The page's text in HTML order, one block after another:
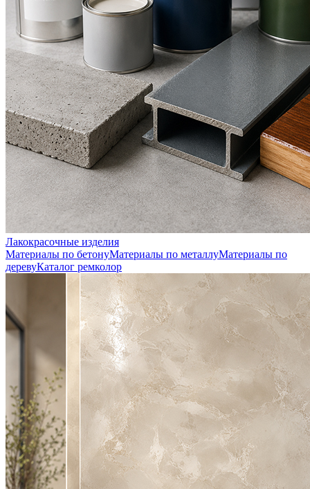
Лакокрасочные изделия
Материалы по бетонуМатериалы по металлуМатериалы по
деревуКаталог ремколор